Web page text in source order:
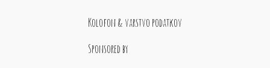
Kolofon & varstvo podatkov
Sponsored by